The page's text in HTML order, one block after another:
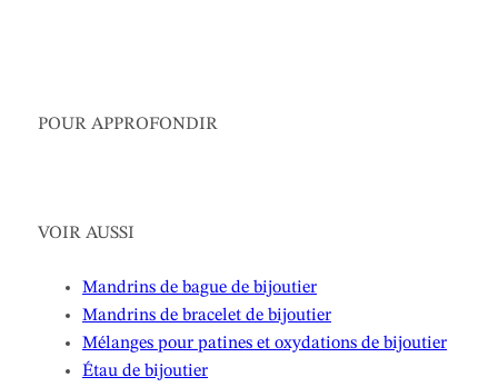
POUR APPROFONDIR
VOIR AUSSI
Mandrins de bague de bijoutier
Mandrins de bracelet de bijoutier
Mélanges pour patines et oxydations de bijoutier
Étau de bijoutier